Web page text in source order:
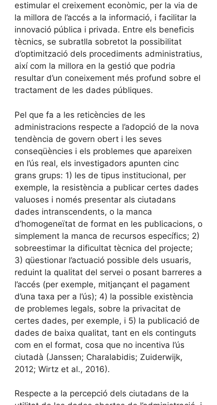
estimular el creixement econòmic, per la via de
la millora de l’accés a la informació, i facilitar la
innovació pública i privada. Entre els beneficis
tècnics, se subratlla sobretot la possibilitat
d’optimització dels procediments administratius,
així com la millora en la gestió que podria
resultar d’un coneixement més profund sobre el
tractament de les dades públiques.
Pel que fa a les reticències de les
administracions respecte a l’adopció de la nova
tendència de govern obert i les seves
conseqüències i els problemes que apareixen
en l’ús real, els investigadors apunten cinc
grans grups: 1) les de tipus institucional, per
exemple, la resistència a publicar certes dades
valuoses i només presentar als ciutadans
dades intranscendents, o la manca
d’homogeneïtat de format en les publicacions, o
simplement la manca de recursos específics; 2)
sobreestimar la dificultat tècnica del projecte;
3) qüestionar l’actuació possible dels usuaris,
reduint la qualitat del servei o posant barreres a
l’accés (per exemple, mitjançant el pagament
d’una taxa per a l’ús); 4) la possible existència
de problemes legals, sobre la privacitat de
certes dades, per exemple, i 5) la publicació de
dades de baixa qualitat, tant en els continguts
com en el format, cosa que no incentiva l’ús
ciutadà (Janssen; Charalabidis; Zuiderwijk,
2012; Wirtz et al., 2016).
Respecte a la percepció dels ciutadans de la